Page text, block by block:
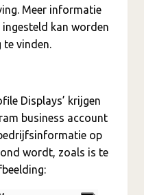
Meer informatie
kan worden
te vinden.
Displays’ krijgen
business account
op
wordt, zoals is te